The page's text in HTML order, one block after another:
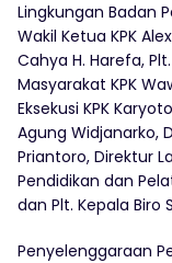
Lingkungan Badan
Wakil Ketua KPK
Cahya H. Harefa,
Masyarakat KPK
Eksekusi KPK
Agung Widjanarko,
Priantoro, Direktur
Pendidikan dan
dan Plt. Kepala Biro
Penyelenggaraan